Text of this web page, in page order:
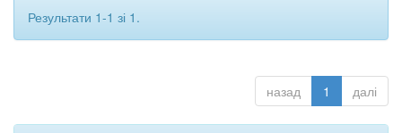
Результати 1-1 зі 1.
назад 1 далі